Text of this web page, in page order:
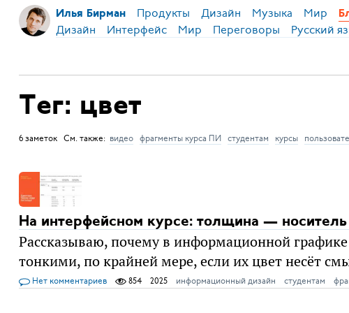
Илья Бирман Продукты Дизайн Музыка Мир
Дизайн Интерфейс Мир Переговоры Русский
Тег: цвет
6 заметок См. также: видео фрагменты курса ПИ студентам курсы
На интерфейсном курсе: толщина — носитель
Рассказываю, почему в информационной
тонкими, по крайней мере, если их цвет несёт
Нет комментариев 854 2025 информационный дизайн студентам